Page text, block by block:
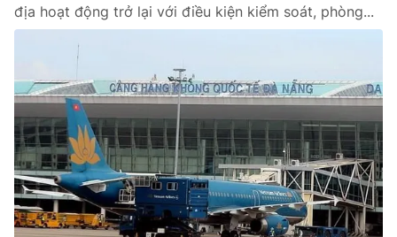
địa hoạt động trở lại với điều kiện kiểm soát, phòng...